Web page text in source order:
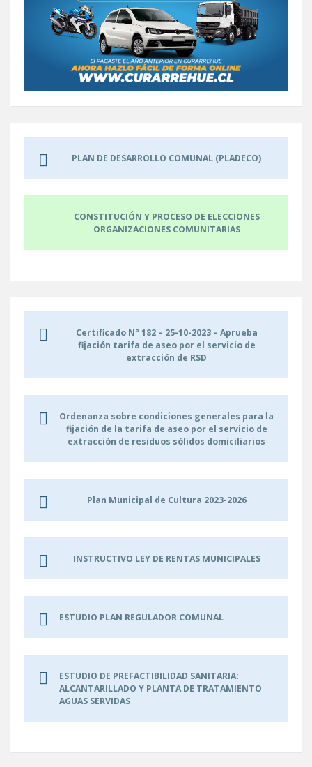
PLAN DE DESARROLLO COMUNAL (PLADECO)
CONSTITUCIÓN Y PROCESO DE ELECCIONES
ORGANIZACIONES COMUNITARIAS
Certificado N° 182 – 25-10-2023 – Aprueba
fijación tarifa de aseo por el servicio de
extracción de RSD
Ordenanza sobre condiciones generales para la
fijación de la tarifa de aseo por el servicio de
extracción de residuos sólidos domiciliarios
Plan Municipal de Cultura 2023-2026
INSTRUCTIVO LEY DE RENTAS MUNICIPALES
ESTUDIO PLAN REGULADOR COMUNAL
ESTUDIO DE PREFACTIBILIDAD SANITARIA:
ALCANTARILLADO Y PLANTA DE TRATAMIENTO
AGUAS SERVIDAS